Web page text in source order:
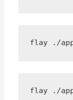
flay ./
flay ./